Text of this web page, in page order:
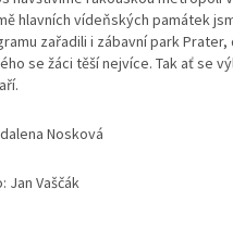
hlavních vídeňských památek
zařadili i zábavní park Prater,
se žáci těší nejvíce. Tak ať se
Nosková
Jan Vaščák